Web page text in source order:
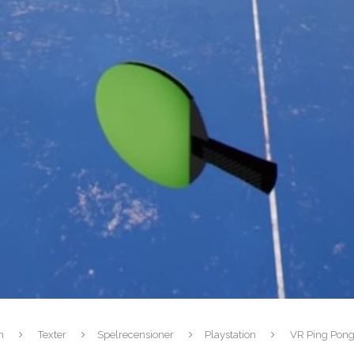
Texter Spelrecensioner Playstation VR Ping